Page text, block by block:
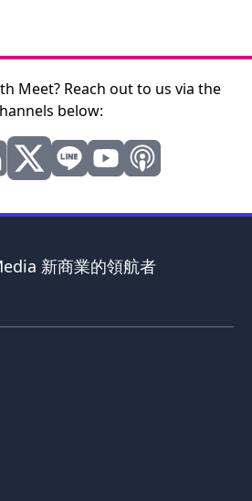
Meet? Reach out to us via the
below:
新商業的領航者